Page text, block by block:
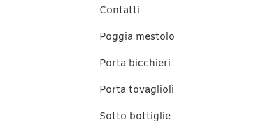
Contatti
Poggia mestolo
Porta bicchieri
Porta tovaglioli
Sotto bottiglie